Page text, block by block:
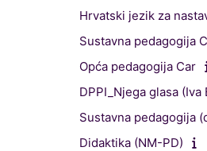
Hrvatski jezik za
Sustavna pedagogija
Opća pedagogija Car
DPPI_Njega glasa (Iva
Sustavna pedagogija
Didaktika (NM-PD)